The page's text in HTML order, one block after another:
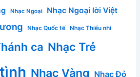
Nhạc Ngoại Nhạc Ngoại lời Việt
Nhạc Quốc tế Nhạc Thiếu nhi
ca Nhạc Trẻ
Nhạc Vàng Nhạc Đỏ